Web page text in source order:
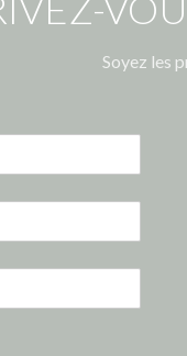
Soyez les